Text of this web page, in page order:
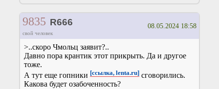
9835 R666
свой человек
08.05.2024 18:58
>..скоро Чмольц заявит?..
Давно пора крантик этот прикрыть. Да и другое
тоже.
А тут еще гопники [ссылка, lenta.ru] сговорились.
Какова будет озабоченность?